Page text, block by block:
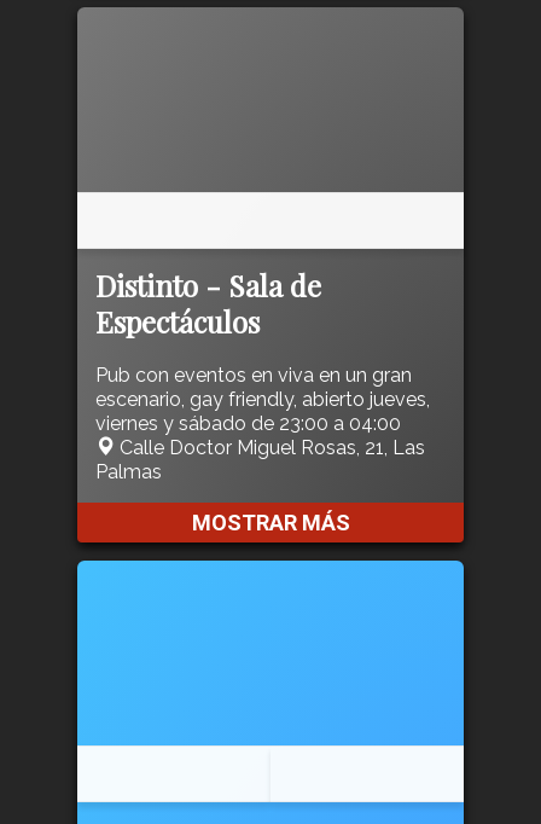
Distinto - Sala de
Espectáculos
Pub con eventos en viva en un gran
escenario, gay friendly, abierto jueves,
viernes y sábado de 23:00 a 04:00
Calle Doctor Miguel Rosas, 21, Las
Palmas
MOSTRAR MÁS